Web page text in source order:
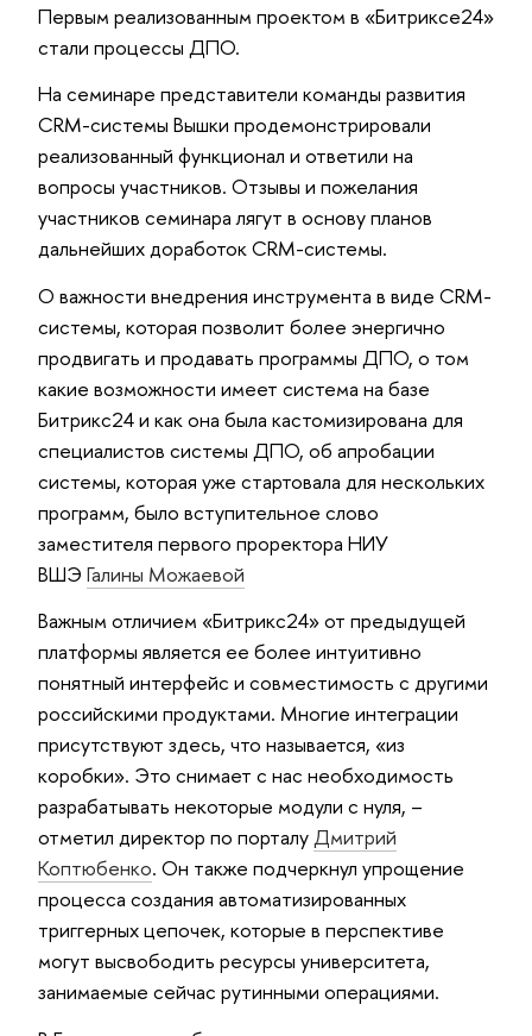
Первым реализованным проектом в «Битриксе24»
стали процессы ДПО.
На семинаре представители команды развития
CRM-системы Вышки продемонстрировали
реализованный функционал и ответили на
вопросы участников. Отзывы и пожелания
участников семинара лягут в основу планов
дальнейших доработок CRM-системы.
О важности внедрения инструмента в виде CRM-
системы, которая позволит более энергично
продвигать и продавать программы ДПО, о том
какие возможности имеет система на базе
Битрикс24 и как она была кастомизирована для
специалистов системы ДПО, об апробации
системы, которая уже стартовала для нескольких
программ, было вступительное слово
заместителя первого проректора НИУ
ВШЭ Галины Можаевой
Важным отличием «Битрикс24» от предыдущей
платформы является ее более интуитивно
понятный интерфейс и совместимость с другими
российскими продуктами. Многие интеграции
присутствуют здесь, что называется, «из
коробки». Это снимает с нас необходимость
разрабатывать некоторые модули с нуля, –
отметил директор по порталуДмитрий
Коптюбенко. Он также подчеркнул упрощение
процесса создания автоматизированных
триггерных цепочек, которые в перспективе
могут высвободить ресурсы университета,
занимаемые сейчас рутинными операциями.